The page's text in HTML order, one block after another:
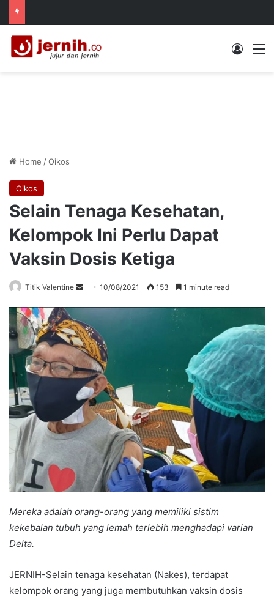
Log In
Home /Oikos
Oikos
Selain Tenaga Kesehatan,
Kelompok Ini Perlu Dapat
Vaksin Dosis Ketiga
Titik Valentine
Send10/08/2021 153 1 minute read
Mereka adalah orang-orang yang memiliki sistim
kekebalan tubuh yang lemah terlebih menghadapi varian
Delta.
JERNIH-Selain tenaga kesehatan (Nakes), terdapat
kelompok orang yang juga membutuhkan vaksin dosis